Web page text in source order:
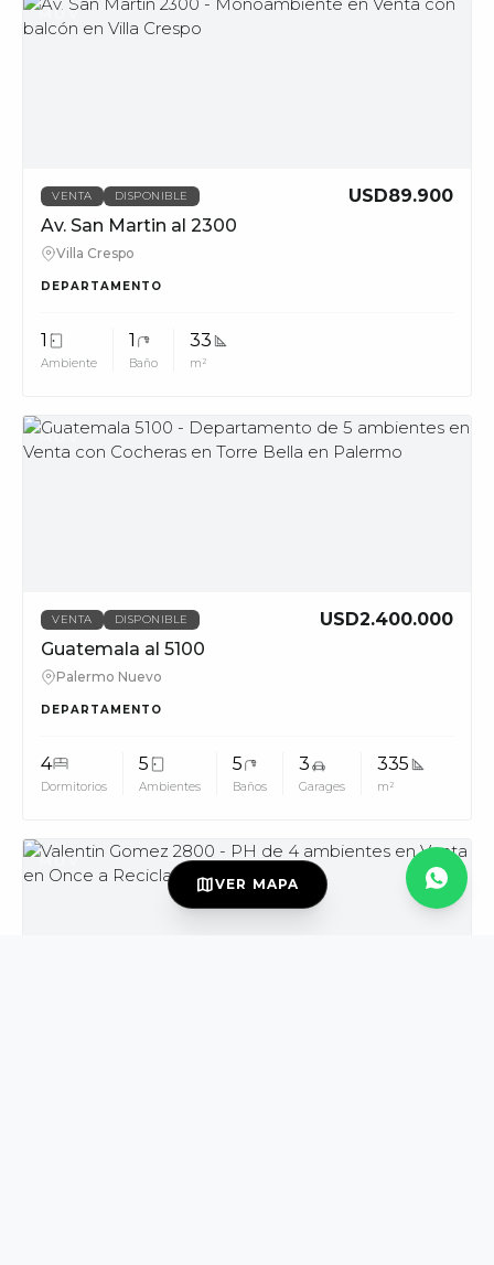
MUV
VENTA DISPONIBLE
USD89.900
Av. San Martin al 2300
Villa Crespo
DEPARTAMENTO
1
Ambiente
1
Baño
33
m²
MUV
VENTA DISPONIBLE
USD2.400.000
Guatemala al 5100
Palermo Nuevo
DEPARTAMENTO
4
Dormitorios
5
Ambientes
5
Baños
3
Garages
335
m²
MUV
mapVER MAPA